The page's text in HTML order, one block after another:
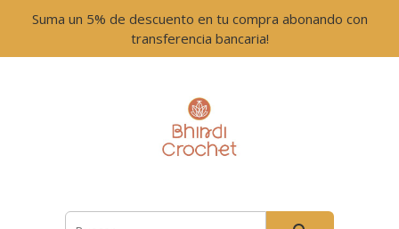
Suma un 5% de descuento en tu compra abonando con
transferencia bancaria!